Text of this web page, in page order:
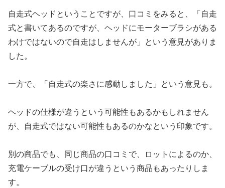
自走式ヘッドということですが、口コミをみると、「自走
式と書いてあるのですが、ヘッドにモーターブラシがある
わけではないので自走はしませんが」という意見がありま
した。
一方で、「自走式の楽さに感動しました」という意見も。
ヘッドの仕様が違うという可能性もあるかもしれません
が、自走式ではない可能性もあるのかなという印象です。
別の商品でも、同じ商品の口コミで、ロットによるのか、
充電ケーブルの受け口が違うという商品もあったりしま
す。